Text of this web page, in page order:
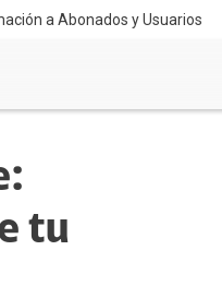
a Abonados y Usuarios
tu